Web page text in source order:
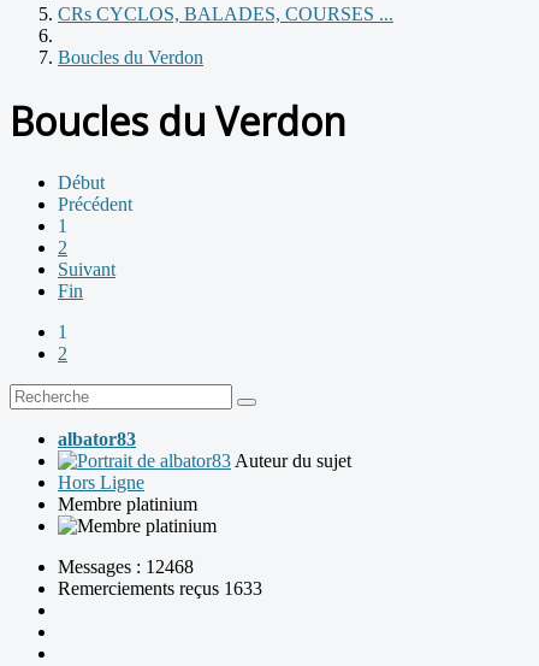
CRs CYCLOS, BALADES, COURSES ...
Boucles du Verdon
Boucles du Verdon
Début
Précédent
1
2
Suivant
Fin
1
2
albator83
Auteur du sujet
Hors Ligne
Membre platinium
Messages : 12468
Remerciements reçus 1633